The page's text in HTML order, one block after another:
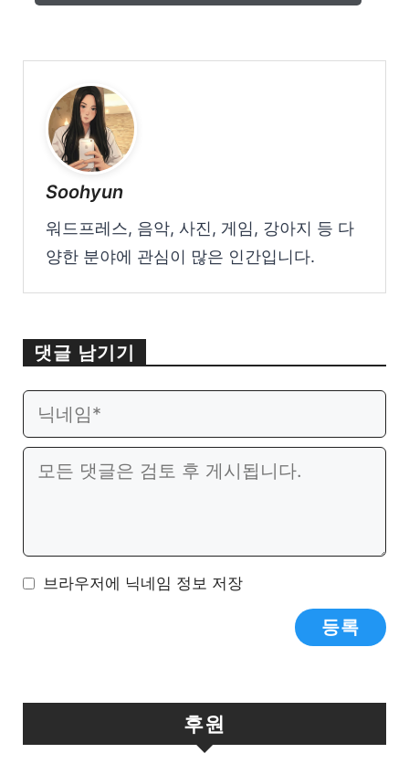
Soohyun
워드프레스, 음악, 사진, 게임, 강아지 등 다
양한 분야에 관심이 많은 인간입니다.
댓글 남기기
댓
이
일
웹
이
브라우저에 닉네임 정보 저장
후원